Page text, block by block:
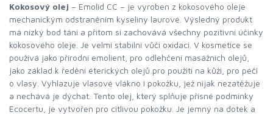
Kokosový olej – Emolid CC – je vyroben z kokosového oleje
mechanickým odstraněním kyseliny laurové. Výsledný produkt
má nízký bod tání a přitom si zachovává všechny pozitivní účinky
kokosového oleje. Je velmi stabilní vůči oxidaci. V kosmetice se
používá jako přírodní emolient, pro odlehčení masážních olejů,
jako základ k ředění éterických olejů pro použití na kůži, pro péči
o vlasy. Vyhlazuje vlasové vlákno i pokožku, jež nijak nezatěžuje
a nechává je dýchat. Tento olej, který splňuje přísné podmínky
Ecocertu, je vytvořen pro citlivou pokožku. Je jemný na dotek a